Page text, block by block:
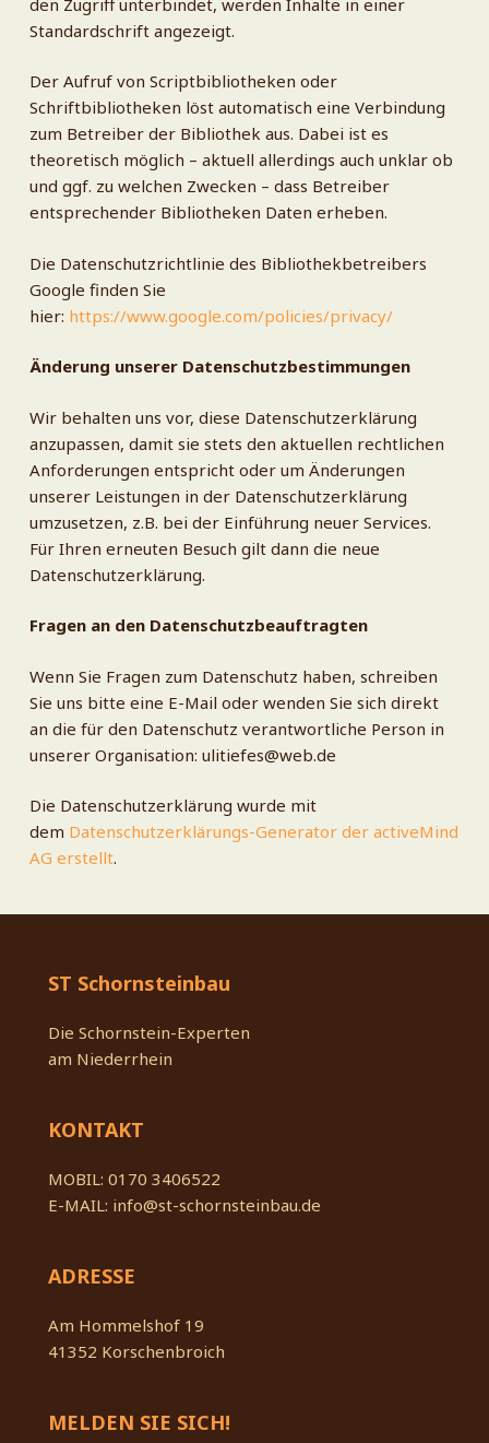
Standardschrift angezeigt.
Der Aufruf von Scriptbibliotheken oder
Schriftbibliotheken löst automatisch eine Verbindung
zum Betreiber der Bibliothek aus. Dabei ist es
theoretisch möglich – aktuell allerdings auch unklar ob
und ggf. zu welchen Zwecken – dass Betreiber
entsprechender Bibliotheken Daten erheben.
Die Datenschutzrichtlinie des Bibliothekbetreibers
Google finden Sie
hier: https://www.google.com/policies/privacy/
Änderung unserer Datenschutzbestimmungen
Wir behalten uns vor, diese Datenschutzerklärung
anzupassen, damit sie stets den aktuellen rechtlichen
Anforderungen entspricht oder um Änderungen
unserer Leistungen in der Datenschutzerklärung
umzusetzen, z.B. bei der Einführung neuer Services.
Für Ihren erneuten Besuch gilt dann die neue
Datenschutzerklärung.
Fragen an den Datenschutzbeauftragten
Wenn Sie Fragen zum Datenschutz haben, schreiben
Sie uns bitte eine E-Mail oder wenden Sie sich direkt
an die für den Datenschutz verantwortliche Person in
unserer Organisation: ulitiefes@web.de
Die Datenschutzerklärung wurde mit
dem Datenschutzerklärungs-Generator der activeMind
AG erstellt.
ST Schornsteinbau
Die Schornstein-Experten
am Niederrhein
KONTAKT
MOBIL:‭0170 3406522
E-MAIL: info@st-schornsteinbau.de
ADRESSE
Am Hommelshof 19
41352 Korschenbroich
MELDEN SIE SICH!